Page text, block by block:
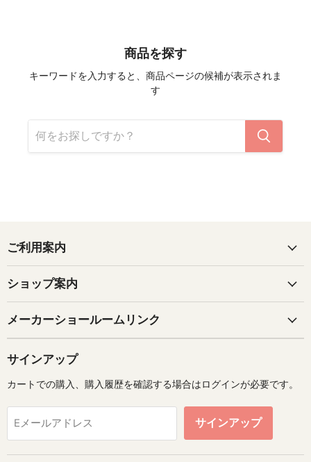
商品を探す
キーワードを入力すると、商品ページの候補が表示されま
す
ご利用案内
ショップ案内
メーカーショールームリンク
サインアップ
カートでの購入、購入履歴を確認する場合はログインが必要です。
Eメールアドレス サインアップ